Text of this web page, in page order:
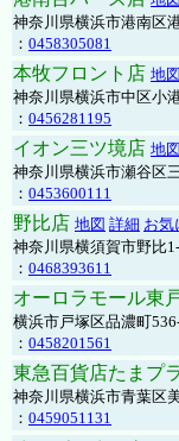
神奈川県横浜市港南区
： 0458305081
本牧フロント店 地図
神奈川県横浜市中区小
： 0456281195
イオン三ツ境店 地図
神奈川県横浜市瀬谷区
： 0453600111
野比店 地図 詳細 お気
神奈川県横須賀市野比
： 0468393611
オーロラモール東
横浜市戸塚区品濃町
： 0458201561
東急百貨店たまプ
神奈川県横浜市青葉区
： 0459051131